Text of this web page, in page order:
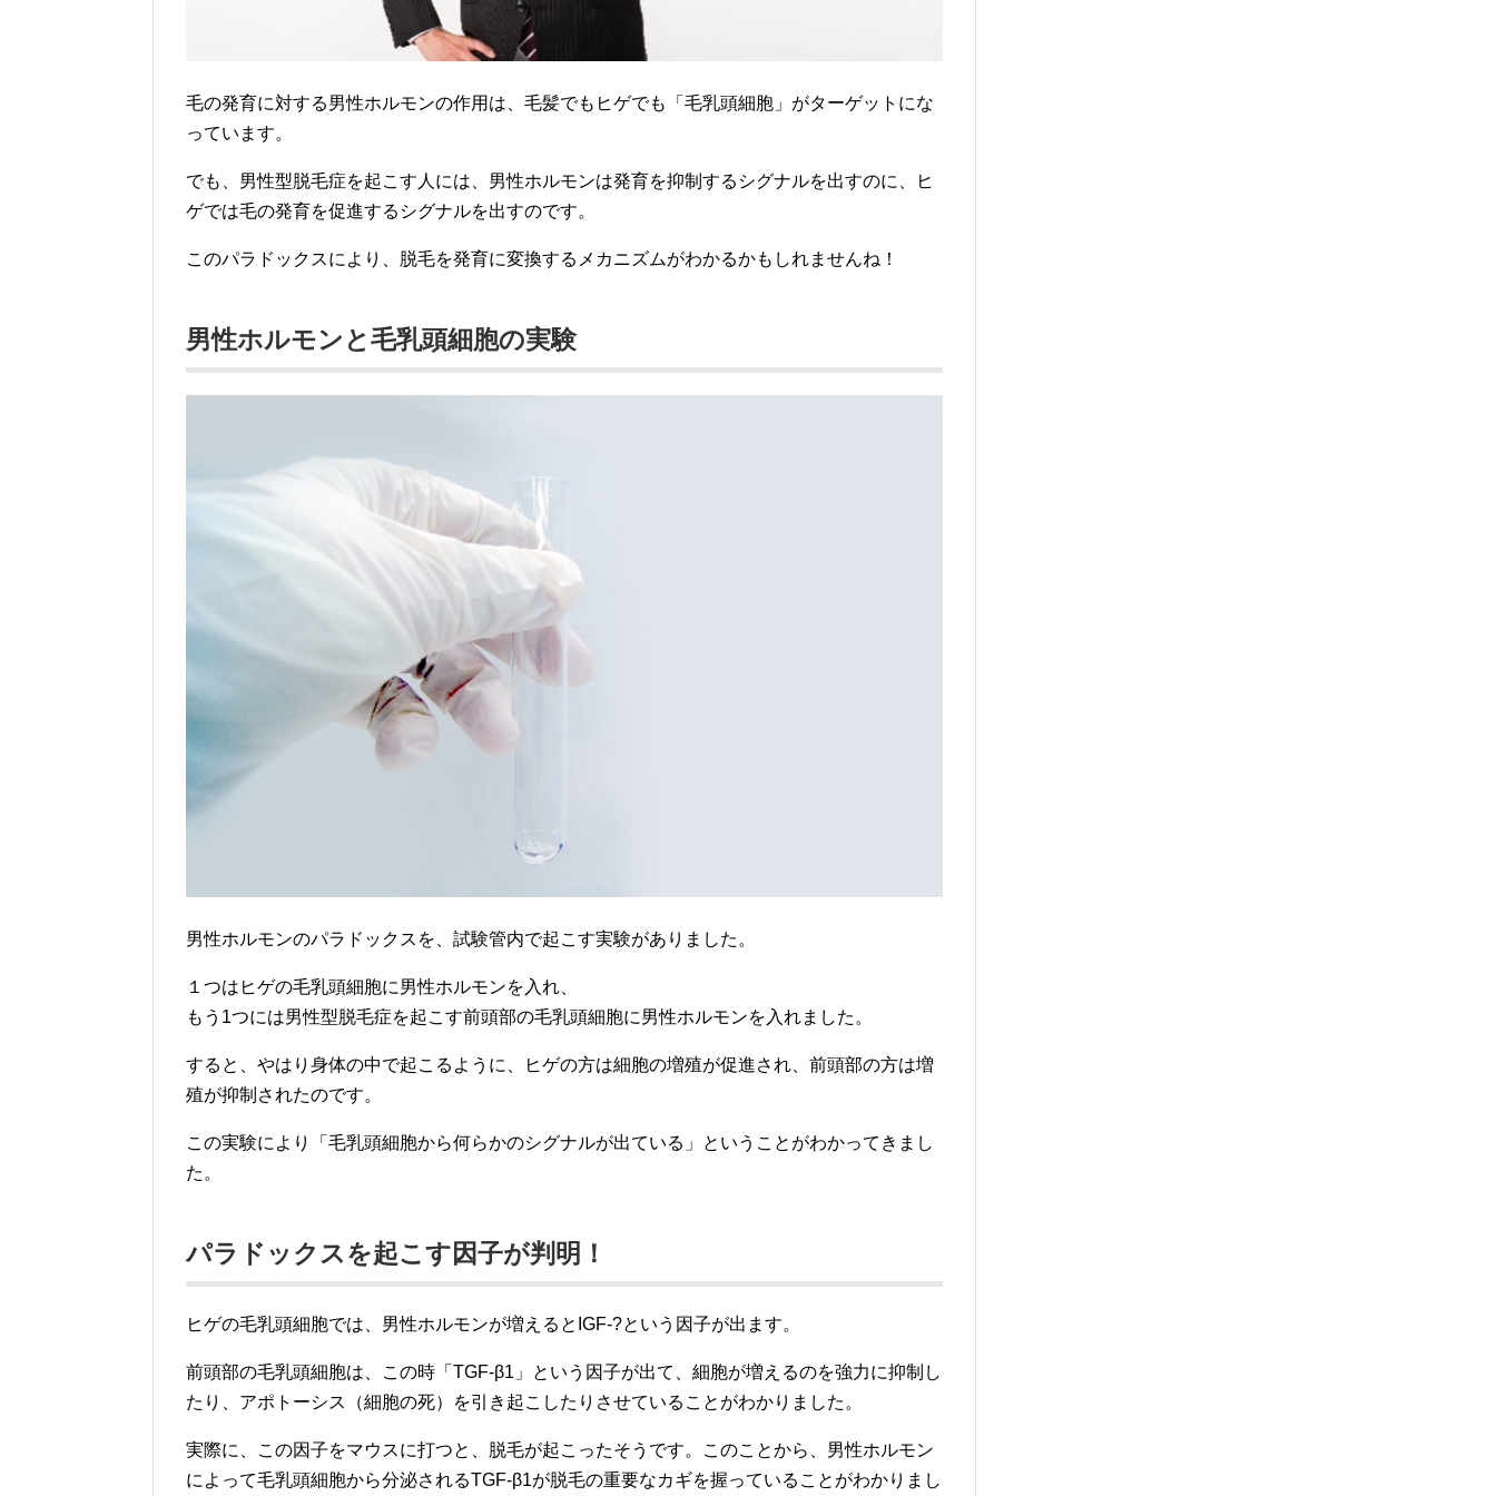
毛の発育に対する男性ホルモンの作用は、毛髪でもヒゲでも「毛乳頭細胞」がターゲットにな
っています。
でも、男性型脱毛症を起こす人には、男性ホルモンは発育を抑制するシグナルを出すのに、ヒ
ゲでは毛の発育を促進するシグナルを出すのです。
このパラドックスにより、脱毛を発育に変換するメカニズムがわかるかもしれませんね！
男性ホルモンと毛乳頭細胞の実験
男性ホルモンのパラドックスを、試験管内で起こす実験がありました。
１つはヒゲの毛乳頭細胞に男性ホルモンを入れ、
もう1つには男性型脱毛症を起こす前頭部の毛乳頭細胞に男性ホルモンを入れました。
すると、やはり身体の中で起こるように、ヒゲの方は細胞の増殖が促進され、前頭部の方は増
殖が抑制されたのです。
この実験により「毛乳頭細胞から何らかのシグナルが出ている」ということがわかってきまし
た。
パラドックスを起こす因子が判明！
ヒゲの毛乳頭細胞では、男性ホルモンが増えるとIGF-?という因子が出ます。
前頭部の毛乳頭細胞は、この時「TGF-β1」という因子が出て、細胞が増えるのを強力に抑制し
たり、アポトーシス（細胞の死）を引き起こしたりさせていることがわかりました。
実際に、この因子をマウスに打つと、脱毛が起こったそうです。このことから、男性ホルモン
によって毛乳頭細胞から分泌されるTGF-β1が脱毛の重要なカギを握っていることがわかりまし